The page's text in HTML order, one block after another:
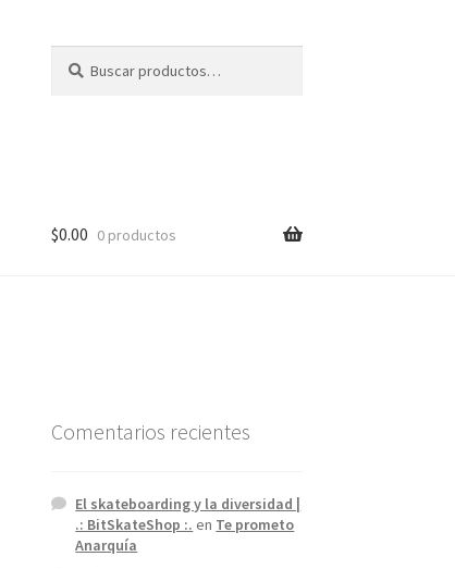
por:
$0.00 0 productos
Comentarios recientes
El skateboarding y la diversidad |
.: BitSkateShop :. en Te prometo
Anarquía